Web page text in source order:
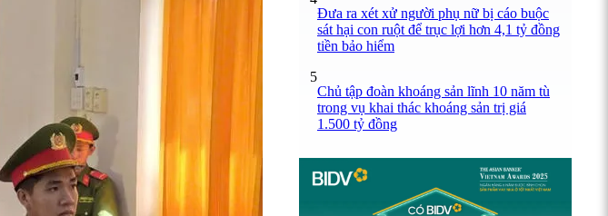
Đưa ra xét xử người phụ nữ bị cáo buộc
sát hại con ruột để trục lợi hơn 4,1 tỷ đồng
tiền bảo hiểm
5
Chủ tập đoàn khoáng sản lĩnh 10 năm tù
trong vụ khai thác khoáng sản trị giá
1.500 tỷ đồng